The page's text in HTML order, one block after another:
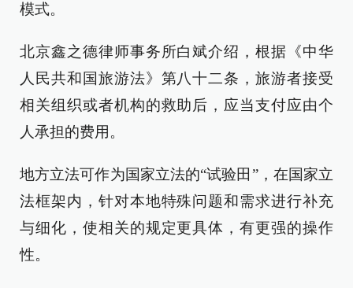
模式。
北京鑫之德律师事务所白斌介绍，根据《中华
人民共和国旅游法》第八十二条，旅游者接受
相关组织或者机构的救助后，应当支付应由个
人承担的费用。
地方立法可作为国家立法的“试验田”，在国家立
法框架内，针对本地特殊问题和需求进行补充
与细化，使相关的规定更具体，有更强的操作
性。